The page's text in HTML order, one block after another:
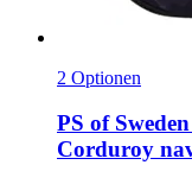
2 Optionen
PS of Sweden
Corduroy